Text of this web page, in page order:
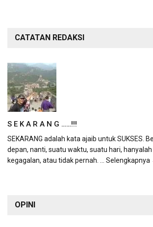
CATATAN REDAKSI
S E K A R A N G ……!!!
SEKARANG adalah kata ajaib untuk SUKSES.
depan, nanti, suatu waktu, suatu hari,
kegagalan, atau tidak pernah.
... Selengkapnya
OPINI